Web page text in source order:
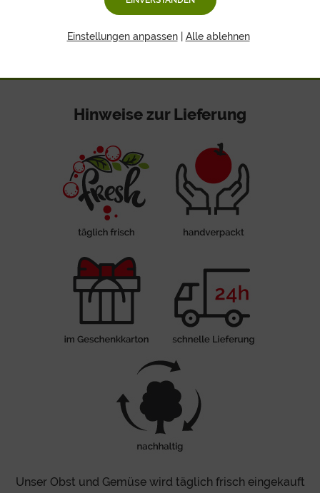
neutrale Umverpackungzu buchbar
zustellen lassen
Hinweise zur Lieferung
Unser Obst und Gemüse wird täglich frisch eingekauft
Einstellungen anpassen| Alle ablehnen